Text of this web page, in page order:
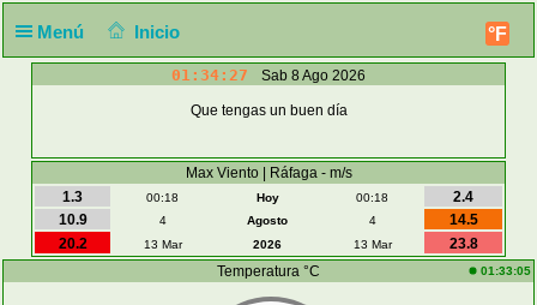
Menú Inicio °F
01:34:27 Sab 8 Ago 2026
Que tengas un buen día
Max Viento | Ráfaga - m/s
1.3
00:18 Hoy 00:18
2.4
10.9
4 Agosto 4
14.5
20.2
13 Mar 2026 13 Mar
23.8
Temperatura °C
01:33:05